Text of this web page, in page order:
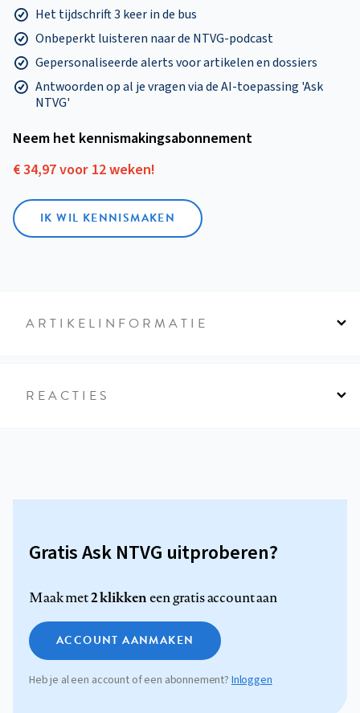
Het tijdschrift 3 keer in de bus
Onbeperkt luisteren naar de NTVG-podcast
Gepersonaliseerde alerts voor artikelen en dossiers
Antwoorden op al je vragen via de AI-toepassing 'Ask
NTVG'
Neem het kennismakings­abonnement
€ 34,97 voor 12 weken!
IK WIL KENNISMAKEN
ARTIKELINFORMATIE
REACTIES
Gratis Ask NTVG uitproberen?
Maak met2 klikkeneen gratis account aan
ACCOUNT AANMAKEN
Heb je al een account of een abonnement?Inloggen